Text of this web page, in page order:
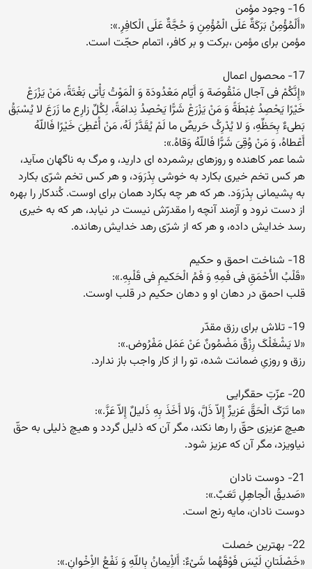
16- وجود مؤمن
«أَلْمُؤْمِنُ بَرَکَةٌ عَلَى الْمُؤْمِنِ وَ حُجَّةٌ عَلَى الْکافِرِ.»:
مؤمن براى مؤمن ،برکت و بر کافر، اتمام حجّت است.
17- محصول اعمال
«إِنَّکُمْ فى آجال مَنْقُوصَة وَ أَیّام مَعْدُودَة وَ الْمَوْتُ یَأْتى بَغْتَةً، مَنْ یَزْرَعْ
خَیْرًا یَحْصِدُ غِبْطَةً وَ مَنْ یَزْرَعْ شَرًّا یَحْصِدُ نِدامَةً، لِکُلِّ زارِع ما زَرَعَ لا یُسْبَقُ
بَطىءٌ بِحَظِّهِ، وَ لا یُدْرِکُ حَریصٌ ما لَمْ یُقَدَّرُ لَهُ، مَنْ أُعْطِىَ خَیْرًا فَاللّهُ
أَعْطاهُ، وَ مَنْ وُقِىَ شَرًّا فَاللّهُ وَقاهُ.»:
شما عمر کاهنده و روزهاى برشمرده اى دارید، و مرگ به ناگهان مىآید،
هر کس تخم خیرى بکارد به خوشى بِدْرَوَد، و هر کس تخم شرّى بکارد
به پشیمانى بِدْرَوَد. هر که هر چه بکارد همان براى اوست. کُندکار را بهره
از دست نرود و آزمند آنچه را مقدرّش نیست در نیابد، هر که به خیرى
رسد خدایش داده، و هر که از شرّى رهد خدایش رهانده.
18- شناخت احمق و حکیم
«قَلْبُ الأَحْمَقِ فى فَمِهِ وَ فَمُ الْحَکیمِ فى قَلْبِهِ.»:
قلب احمق در دهان او و دهان حکیم در قلب اوست.
19- تلاش براى رزق مقدّر
«لا یَشْغَلْکَ رِزْقٌ مَضْمُونٌ عَنْ عَمَل مَفْرُوض.»:
رزق و روزىِ ضمانت شده، تو را از کار واجب باز ندارد.
20- عزّتِ حقگرایى
«ما تَرَکَ الْحَقَّ عَزیزٌ إِلاّ ذَلَّ، وَلا أَخَذَ بِهِ ذَلیلٌ إِلاّ عَزَّ.»:
هیچ عزیزى حقّ را رها نکند، مگر آن که ذلیل گردد و هیچ ذلیلى به حقّ
نیاویزد، مگر آن که عزیز شود.
21- دوست نادان
«صَدیقُ الْجاهِلِ تَعَبٌ.»:
دوست نادان، مایه رنج است.
22- بهترین خصلت
«خَصْلَتانِ لَیْسَ فَوْقَهُما شَىْءٌ: أَلاِْیمانُ بِاللّهِ وَ نَفْعُ الاِْخْوانِ.»: